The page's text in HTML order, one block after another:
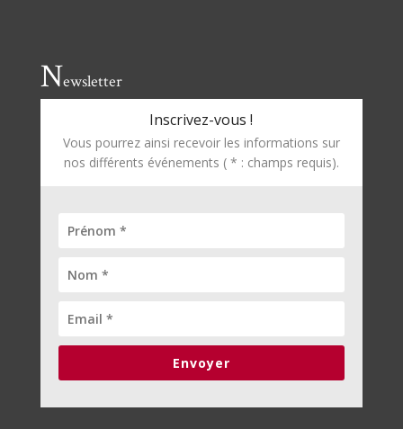
Newsletter
Inscrivez-vous !
Vous pourrez ainsi recevoir les informations sur
nos différents événements ( * : champs requis).
Envoyer